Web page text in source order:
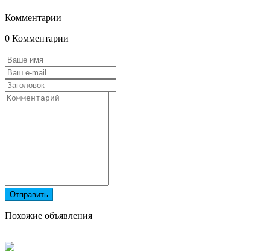
Комментарии
0 Комментарии
Отправить
Похожие объявления